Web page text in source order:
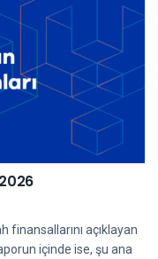
açıklayan
içinde ise, şu ana